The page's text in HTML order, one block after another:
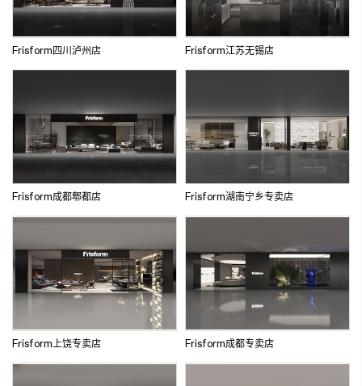
Frisform四川泸州店 Frisform江苏无锡店
Frisform成都郫都店 Frisform湖南宁乡专卖店
Frisform上饶专卖店 Frisform成都专卖店